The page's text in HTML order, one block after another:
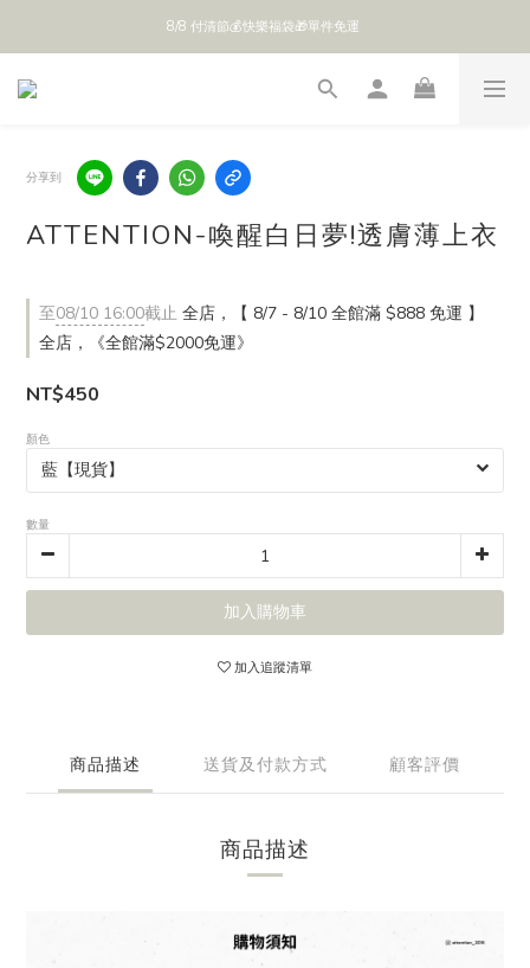
全館 $888 免運
8/8 付清節💰快樂福袋🎁單件免運
分享到
ATTENTION-喚醒白日夢!透膚薄上衣
至08/10 16:00截止 全店，【 8/7 - 8/10 全館滿 $888 免運 】
全店，《全館滿$2000免運》
NT$450
顏色
數量
加入購物車
加入追蹤清單
商品描述 送貨及付款方式 顧客評價
商品描述